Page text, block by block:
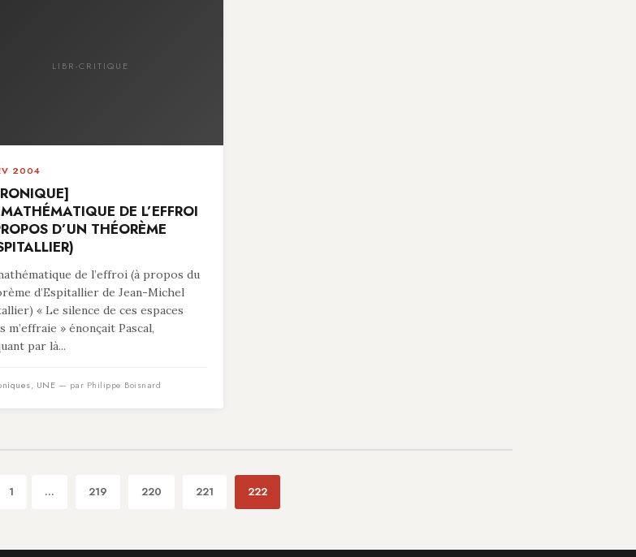
LIBR-CRITIQUE
2004
DE L’EFFROI
D’UN THÉORÈME
de l’effroi (à propos du
d’Espitallier de Jean-Michel
« Le silence de ces espaces
m’effraie » énonçait Pascal,
par là...
, UNE — par Philippe Boisnard
1 ... 219 220 221 222